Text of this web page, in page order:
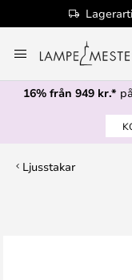
till
innehållet
16% från 949 kr.*
Ljusstakar